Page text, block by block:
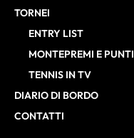
TORNEI
ENTRY LIST
MONTEPREMI E PUNTI
TENNIS IN TV
DIARIO DI BORDO
CONTATTI